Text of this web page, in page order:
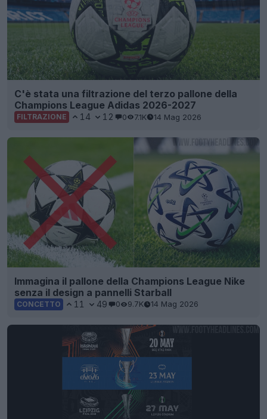
C'è stata una filtrazione del terzo pallone della
Champions League Adidas 2026-2027
FILTRAZIONE 14 12 0 7.1K 14 Mag 2026
Immagina il pallone della Champions League Nike
senza il design a pannelli Starball
CONCETTO 11 49 0 9.7K 14 Mag 2026